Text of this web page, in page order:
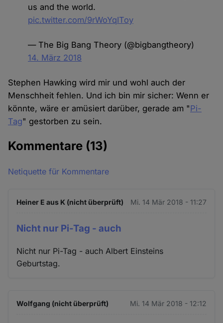
us and the world.
pic.twitter.com/9rWoYqIToy
— The Big Bang Theory (@bigbangtheory)
14. März 2018
Stephen Hawking wird mir und wohl auch der
Menschheit fehlen. Und ich bin mir sicher: Wenn er
könnte, wäre er amüsiert darüber, gerade am "Pi-
Tag" gestorben zu sein.
Kommentare (13)
Netiquette für Kommentare
Heiner E aus K (nicht überprüft) Mi. 14 Mär 2018 - 11:27
Nicht nur Pi-Tag - auch
Nicht nur Pi-Tag - auch Albert Einsteins
Geburtstag.
Wolfgang (nicht überprüft) Mi. 14 Mär 2018 - 12:12